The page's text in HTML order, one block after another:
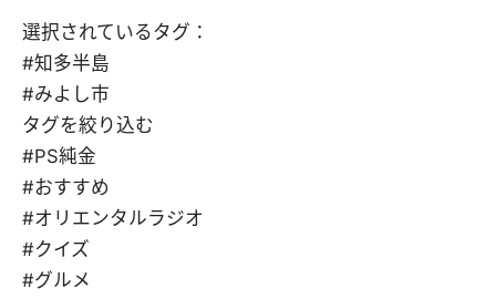
選択されているタグ：
#知多半島
#みよし市
タグを絞り込む
#PS純金
#おすすめ
#オリエンタルラジオ
#クイズ
#グルメ